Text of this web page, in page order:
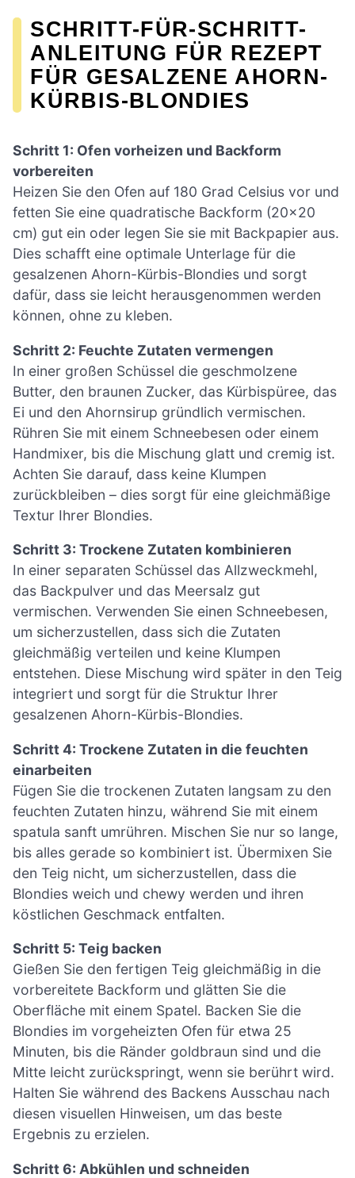
SCHRITT-FÜR-SCHRITT-
ANLEITUNG FÜR REZEPT
FÜR GESALZENE AHORN-
KÜRBIS-BLONDIES
Schritt 1: Ofen vorheizen und Backform
vorbereiten
Heizen Sie den Ofen auf 180 Grad Celsius vor und
fetten Sie eine quadratische Backform (20×20
cm) gut ein oder legen Sie sie mit Backpapier aus.
Dies schafft eine optimale Unterlage für die
gesalzenen Ahorn-Kürbis-Blondies und sorgt
dafür, dass sie leicht herausgenommen werden
können, ohne zu kleben.
Schritt 2: Feuchte Zutaten vermengen
In einer großen Schüssel die geschmolzene
Butter, den braunen Zucker, das Kürbispüree, das
Ei und den Ahornsirup gründlich vermischen.
Rühren Sie mit einem Schneebesen oder einem
Handmixer, bis die Mischung glatt und cremig ist.
Achten Sie darauf, dass keine Klumpen
zurückbleiben – dies sorgt für eine gleichmäßige
Textur Ihrer Blondies.
Schritt 3: Trockene Zutaten kombinieren
In einer separaten Schüssel das Allzweckmehl,
das Backpulver und das Meersalz gut
vermischen. Verwenden Sie einen Schneebesen,
um sicherzustellen, dass sich die Zutaten
gleichmäßig verteilen und keine Klumpen
entstehen. Diese Mischung wird später in den Teig
integriert und sorgt für die Struktur Ihrer
gesalzenen Ahorn-Kürbis-Blondies.
Schritt 4: Trockene Zutaten in die feuchten
einarbeiten
Fügen Sie die trockenen Zutaten langsam zu den
feuchten Zutaten hinzu, während Sie mit einem
spatula sanft umrühren. Mischen Sie nur so lange,
bis alles gerade so kombiniert ist. Übermixen Sie
den Teig nicht, um sicherzustellen, dass die
Blondies weich und chewy werden und ihren
köstlichen Geschmack entfalten.
Schritt 5: Teig backen
Gießen Sie den fertigen Teig gleichmäßig in die
vorbereitete Backform und glätten Sie die
Oberfläche mit einem Spatel. Backen Sie die
Blondies im vorgeheizten Ofen für etwa 25
Minuten, bis die Ränder goldbraun sind und die
Mitte leicht zurückspringt, wenn sie berührt wird.
Halten Sie während des Backens Ausschau nach
diesen visuellen Hinweisen, um das beste
Ergebnis zu erzielen.
Schritt 6: Abkühlen und schneiden